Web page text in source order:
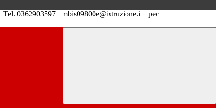
Tel. 0362903597 - mbis09800e@istruzione.it - pec